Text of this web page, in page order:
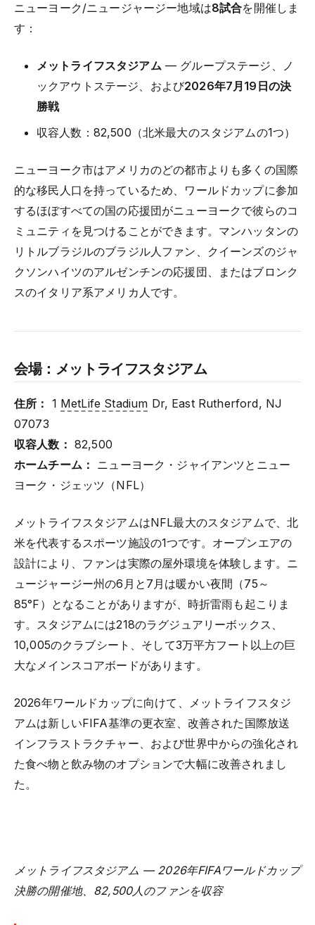
ニューヨーク/ニュージャージー地域は8試合を開催しま
す：
メットライフスタジアム— グループステージ、ノ
ックアウトステージ、および2026年7月19日の決
勝戦
収容人数：82,500（北米最大のスタジアムの1つ）
ニューヨーク市はアメリカのどの都市よりも多くの国際
的な移民人口を持っているため、ワールドカップに参加
するほぼすべての国の応援団がニューヨークで彼らのコ
ミュニティを見つけることができます。マンハッタンの
リトルブラジルのブラジル人ファン、クイーンズのジャ
クソンハイツのアルゼンチンの応援団、またはブロンク
スのイタリア系アメリカ人です。
会場：メットライフスタジアム
住所： 1 MetLife Stadium Dr, East Rutherford, NJ
07073
収容人数： 82,500
ホームチーム： ニューヨーク・ジャイアンツとニュー
ヨーク・ジェッツ（NFL）
メットライフスタジアムはNFL最大のスタジアムで、北
米を代表するスポーツ施設の1つです。オープンエアの
設計により、ファンは実際の屋外環境を体験します。ニ
ュージャージー州の6月と7月は暖かい夜間（75～
85°F）となることがありますが、時折雷雨も起こりま
す。スタジアムには218のラグジュアリーボックス、
10,005のクラブシート、そして3万平方フート以上の巨
大なメインスコアボードがあります。
2026年ワールドカップに向けて、メットライフスタジ
アムは新しいFIFA基準の更衣室、改善された国際放送
インフラストラクチャー、および世界中からの強化され
た食べ物と飲み物のオプションで大幅に改善されまし
た。
メットライフスタジアム — 2026年FIFAワールドカップ
決勝の開催地、82,500人のファンを収容